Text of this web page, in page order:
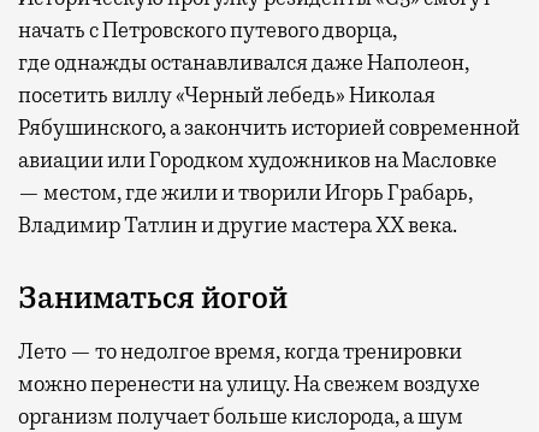
начать с Петровского путевого дворца,
гдеоднажды останавливался даже Наполеон,
посетить виллу «Черный лебедь» Николая
Рябушинского, а закончить историей современной
авиации или Городком художников на Масловке
— местом, где жили и творили Игорь Грабарь,
Владимир Татлин и другие мастера XX века.
Заниматься йогой
Лето — то недолгое время, когда тренировки
можно перенести на улицу. На свежем воздухе
организм получает больше кислорода, а шум